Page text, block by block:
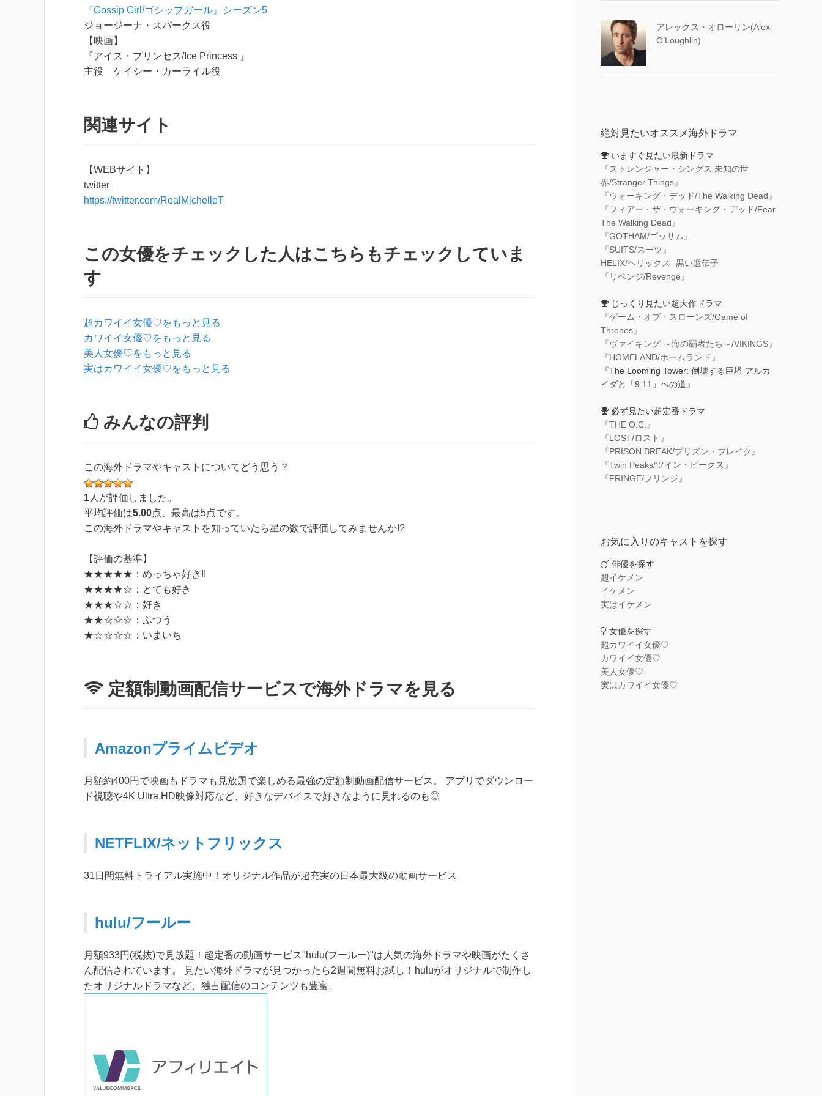
『Gossip Girl/ゴシップガール』シーズン5
ジョージーナ・スパークス役
【映画】
『アイス・プリンセス/Ice Princess 』
主役 ケイシー・カーライル役
関連サイト
【WEBサイト】
twitter
https://twitter.com/RealMichelleT
この女優をチェックした人はこちらもチェックしていま
す
超カワイイ女優♡をもっと見る
カワイイ女優♡をもっと見る
美人女優♡をもっと見る
実はカワイイ女優♡をもっと見る
みんなの評判
この海外ドラマやキャストについてどう思う？
1 人が評価しました。
平均評価は5.00点、最高は5点です。
この海外ドラマやキャストを知っていたら星の数で評価してみませんか!?
【評価の基準】
★★★★★：めっちゃ好き!!
★★★★☆：とても好き
★★★☆☆：好き
★★☆☆☆：ふつう
★☆☆☆☆：いまいち
定額制動画配信サービスで海外ドラマを見る
Amazonプライムビデオ
月額約400円で映画もドラマも見放題で楽しめる最強の定額制動画配信サービス。 アプリでダウンロー
ド視聴や4K Ultra HD映像対応など、好きなデバイスで好きなように見れるのも◎
NETFLIX/ネットフリックス
31日間無料トライアル実施中！オリジナル作品が超充実の日本最大級の動画サービス
hulu/フールー
月額933円(税抜)で見放題！超定番の動画サービス"hulu(フールー)"は人気の海外ドラマや映画がたくさ
ん配信されています。 見たい海外ドラマが見つかったら2週間無料お試し！huluがオリジナルで制作し
たオリジナルドラマなど、独占配信のコンテンツも豊富。
アレックス・オローリン(Alex
O’Loughlin)
絶対見たいオススメ海外ドラマ
いますぐ見たい最新ドラマ
『ストレンジャー・シングス 未知の世
界/Stranger Things』
『ウォーキング・デッド/The Walking Dead』
『フィアー・ザ・ウォーキング・デッド/Fear
The Walking Dead』
『GOTHAM/ゴッサム』
『SUITS/スーツ』
HELIX/ヘリックス -黒い遺伝子-
『リベンジ/Revenge』
じっくり見たい超大作ドラマ
『ゲーム・オブ・スローンズ/Game of
Thrones』
『ヴァイキング ～海の覇者たち～/VIKINGS』
『HOMELAND/ホームランド』
『The Looming Tower: 倒壊する巨塔 アルカ
イダと「9.11」への道』
必ず見たい超定番ドラマ
『THE O.C.』
『LOST/ロスト』
『PRISON BREAK/プリズン・ブレイク』
『Twin Peaks/ツイン・ピークス』
『FRINGE/フリンジ』
お気に入りのキャストを探す
俳優を探す
超イケメン
イケメン
実はイケメン
女優を探す
超カワイイ女優♡
カワイイ女優♡
美人女優♡
実はカワイイ女優♡